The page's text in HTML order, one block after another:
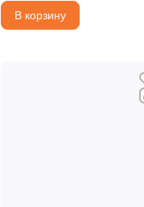
В корзину